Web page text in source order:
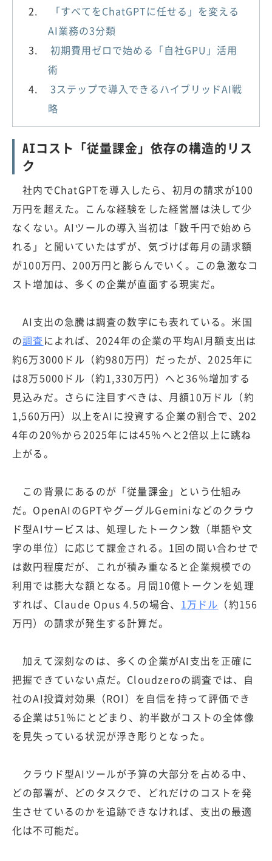
「すべてをChatGPTに任せる」を変える
AI業務の3分類
初期費用ゼロで始める「自社GPU」活用
術
3ステップで導入できるハイブリッドAI戦
略
AIコスト「従量課金」依存の構造的リス
ク
社内でChatGPTを導入したら、初月の請求が100
万円を超えた。こんな経験をした経営層は決して少
なくない。AIツールの導入当初は「数千円で始めら
れる」と聞いていたはずが、気づけば毎月の請求額
が100万円、200万円と膨らんでいく。この急激なコ
スト増加は、多くの企業が直面する現実だ。
AI支出の急騰は調査の数字にも表れている。米国
の調査 によれば、2024年の企業の平均AI月額支出は
約6万3000ドル（約980万円）だったが、2025年に
は8万5000ドル（約1,330万円）へと36％増加する
見込みだ。さらに注目すべきは、月額10万ドル（約
1,560万円）以上をAIに投資する企業の割合で、202
4年の20％から2025年には45％へと2倍以上に跳ね
上がる。
この背景にあるのが「従量課金」という仕組み
だ。OpenAIのGPTやグーグルGeminiなどのクラウ
ド型AIサービスは、処理したトークン数（単語や文
字の単位）に応じて課金される。1回の問い合わせで
は数円程度だが、これが積み重なると企業規模での
利用では膨大な額となる。月間10億トークンを処理
すれば、Claude Opus 4.5の場合、 1万ドル （約156
万円）の請求が発生する計算だ。
加えて深刻なのは、多くの企業がAI支出を正確に
把握できていない点だ。Cloudzeroの調査では、自
社のAI投資対効果（ROI）を自信を持って評価でき
る企業は51％にとどまり、約半数がコストの全体像
を見失っている状況が浮き彫りとなった。
クラウド型AIツールが予算の大部分を占める中、
どの部署が、どのタスクで、どれだけのコストを発
生させているのかを追跡できなければ、支出の最適
化は不可能だ。